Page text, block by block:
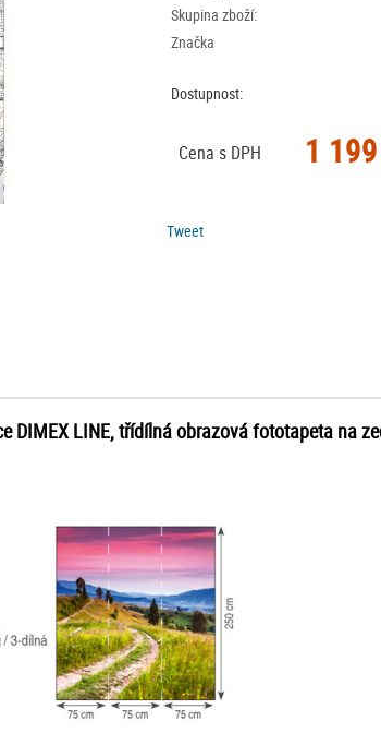
Skupina zboží:
Značka
Dostupnost:
Cena s DPH 1
Tweet
DIMEX LINE, třídílná obrazová fototapeta na